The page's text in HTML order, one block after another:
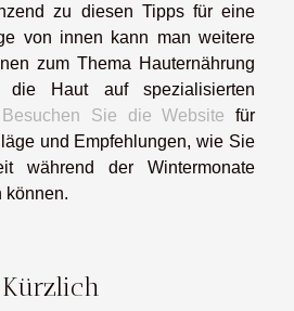
zu diesen Tipps für eine
von innen kann man weitere
zum Thema Hauternährung
Haut auf spezialisierten
Besuchen Sie die Website für
und Empfehlungen, wie Sie
während der Wintermonate
können.
Kürzlich